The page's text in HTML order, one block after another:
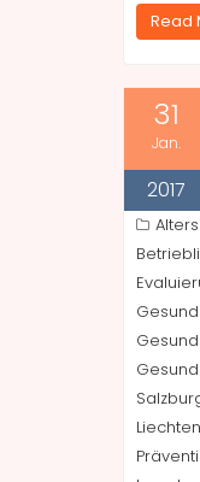
Read
31
Jan.
2017